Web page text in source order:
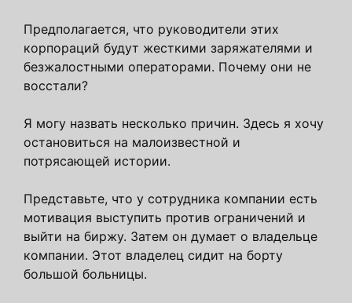
Предполагается, что руководители этих
корпораций будут жесткими заряжателями и
безжалостными операторами. Почему они не
восстали?
Я могу назвать несколько причин. Здесь я хочу
остановиться на малоизвестной и
потрясающей истории.
Представьте, что у сотрудника компании есть
мотивация выступить против ограничений и
выйти на биржу. Затем он думает о владельце
компании. Этот владелец сидит на борту
большой больницы.